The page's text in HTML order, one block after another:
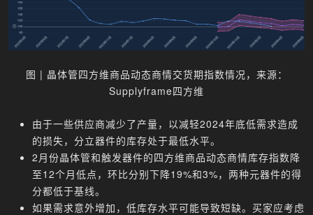
图 | 晶体管四方维商品动态商情交货期指数情况，来源：
Supplyframe四方维
由于一些供应商减少了产量，以减轻2024年底低需求造成
的损失，分立器件的库存处于最低水平。
2月份晶体管和触发器件的四方维商品动态商情库存指数降
至12个月低点，环比分别下降19%和3%，两种元器件的得
分都低于基线。
如果需求意外增加，低库存水平可能导致短缺。买家应考虑